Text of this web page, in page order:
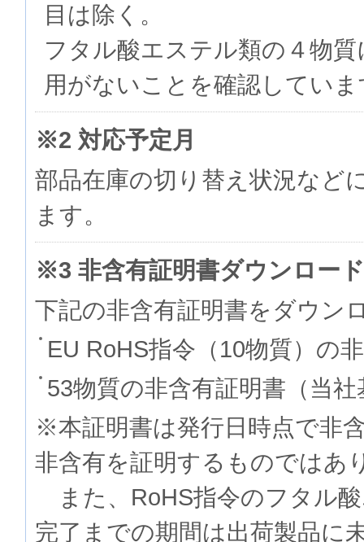
目は除く。
フタル酸エステル類の４物
用がないことを確認してい
※2 対応予定月
部品在庫の切り替え状況など
ます。
※3 非含有証明書ダウンロード
下記の非含有証明書をダウン
EU RoHS指令（10物質）の
53物質の非含有証明書（当社
※本証明書は発行日時点で非
非含有を証明するものでは
また、RoHS指令のフタル
完了までの期間は出荷製品に